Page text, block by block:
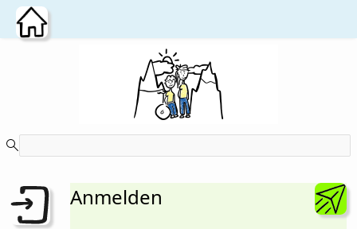
Zum Hauptinhalt wechseln
Anmelden